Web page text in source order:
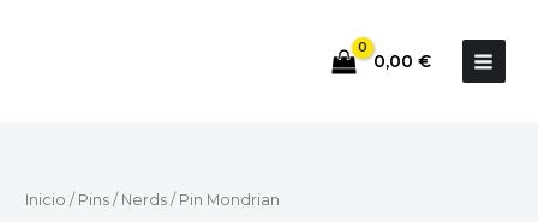
0,00 €
Inicio / Pins / Nerds / Pin Mondrian